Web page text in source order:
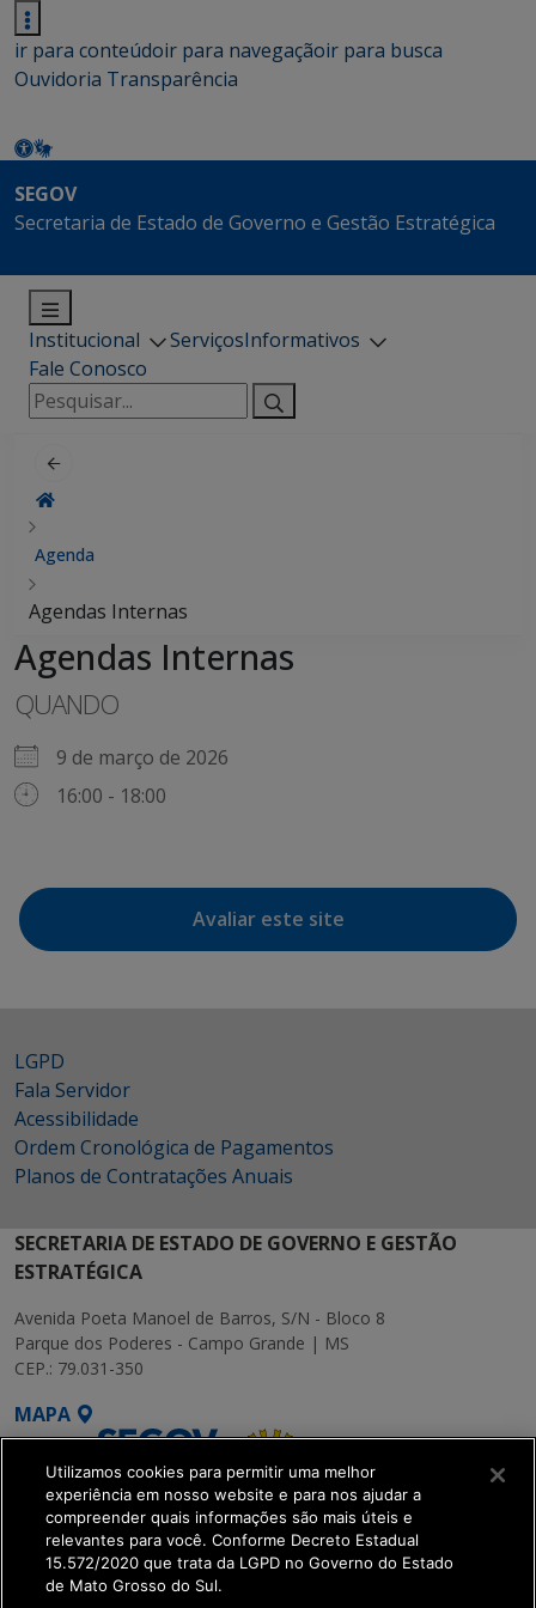
ir para conteúdoir para navegaçãoir para busca
Ouvidoria Transparência
SEGOV
Secretaria de Estado de Governo e Gestão Estratégica
Institucional ServiçosInformativos
Fale Conosco
Pesquisar
por:
Agenda
Agendas Internas
Agendas Internas
QUANDO
9 de março de 2026
16:00 - 18:00
Avaliar este site
LGPD
Fala Servidor
Acessibilidade
Ordem Cronológica de Pagamentos
Planos de Contratações Anuais
SECRETARIA DE ESTADO DE GOVERNO E GESTÃO
ESTRATÉGICA
Avenida Poeta Manoel de Barros, S/N - Bloco 8
Parque dos Poderes - Campo Grande | MS
CEP.: 79.031-350
MAPA
SETDIG | Secretaria-
Executiva de
Utilizamos cookies para permitir uma melhor
experiência em nosso website e para nos ajudar a
compreender quais informações são mais úteis e
relevantes para você. Conforme Decreto Estadual
15.572/2020 que trata da LGPD no Governo do Estado
de Mato Grosso do Sul.